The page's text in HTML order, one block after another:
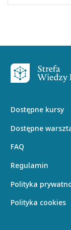
Stopka
Dostępne kursy
Dostępne
FAQ
Regulamin
Polityka
Polityka cookies